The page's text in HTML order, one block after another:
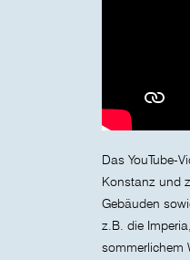
Das YouTube-
Konstanz und
Gebäuden
z.B. die
sommerlichem